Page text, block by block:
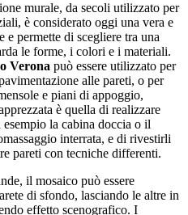
murale, da secoli utilizzato per
è considerato oggi una vera e
e permette di scegliere tra una
le forme, i colori e i materiali.
Verona può essere utilizzato per
alle pareti, o per
e piani di appoggio,
è quella di realizzare
la cabina doccia o il
interrata, e di rivestirli
pareti con tecniche differenti.
il mosaico può essere
di sfondo, lasciando le altre in
effetto scenografico. I